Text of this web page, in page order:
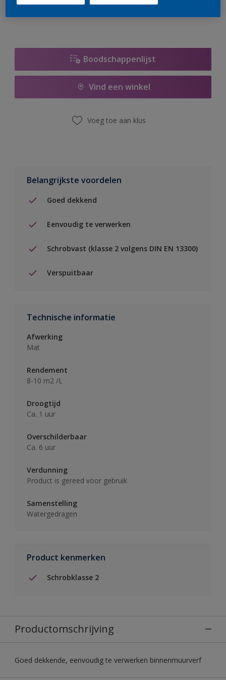
Boodschappenlijst
Vind een winkel
Voeg toe aan klus
Belangrijkste voordelen
Goed dekkend
Eenvoudig te verwerken
Schrobvast (klasse 2 volgens DIN EN 13300)
Verspuitbaar
Technische informatie
Afwerking
Mat
Rendement
8-10 m2 /L
Droogtijd
Ca. 1 uur
Overschilderbaar
Ca. 6 uur
Verdunning
Product is gereed voor gebruik
Samenstelling
Watergedragen
Product kenmerken
Schrobklasse 2
Productomschrijving
Goed dekkende, eenvoudig te verwerken binnenmuurverf